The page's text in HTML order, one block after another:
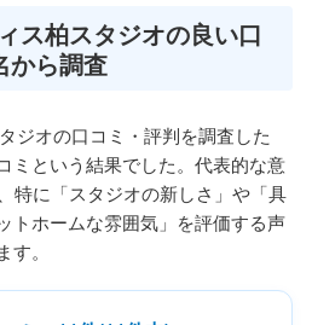
ス柏スタジオの良い口
から調査
ジオの口コミ・評判を調査した
ミという結果でした。代表的な意
特に「スタジオの新しさ」や「具
トホームな雰囲気」を評価する声
。